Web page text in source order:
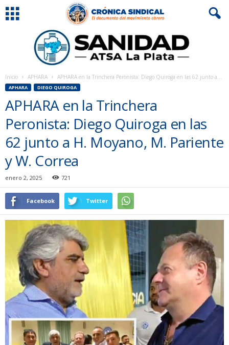
Inicio APHARA APHARA en la Trinchera Peronista: Diego Quiroga en las 62 junto a...
APHARA DIEGO QUIROGA
APHARA en la Trinchera
Peronista: Diego Quiroga en las
62 junto a H. Moyano, M. Pariente
y W. Correa
enero 2, 2025 721
Facebook Twitter